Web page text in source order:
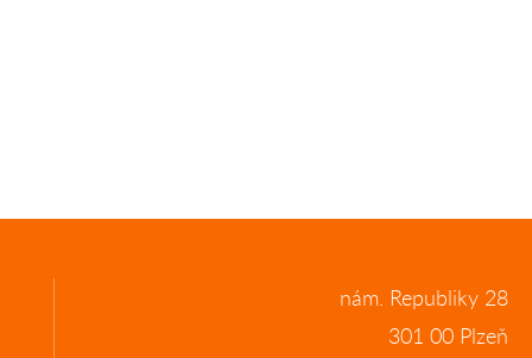
nám. Republiky 28
301 00 Plzeň